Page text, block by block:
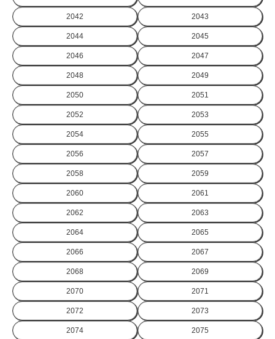
2042 2043
2044 2045
2046 2047
2048 2049
2050 2051
2052 2053
2054 2055
2056 2057
2058 2059
2060 2061
2062 2063
2064 2065
2066 2067
2068 2069
2070 2071
2072 2073
2074 2075